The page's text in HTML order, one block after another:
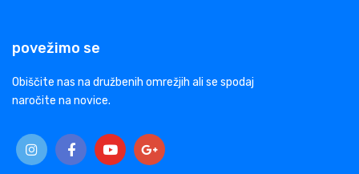
povežimo se
Obiščite nas na družbenih omrežjih ali se spodaj
naročite na novice.